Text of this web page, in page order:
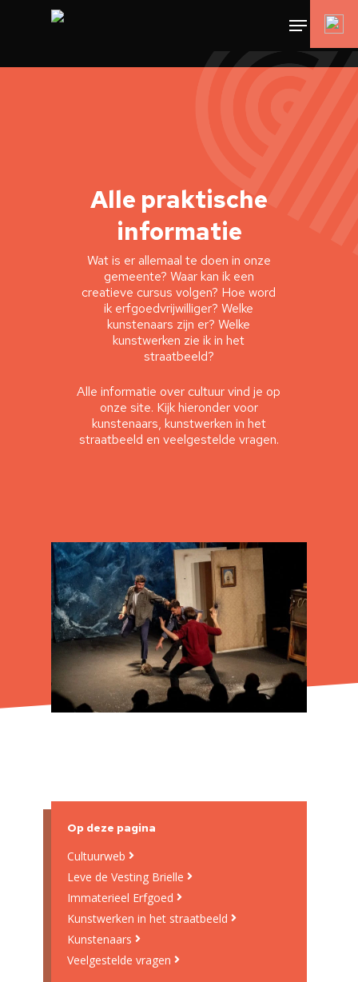
Alle praktische
informatie
Wat is er allemaal te doen in onze
gemeente? Waar kan ik een
creatieve cursus volgen? Hoe word
ik erfgoedvrijwilliger? Welke
kunstenaars zijn er? Welke
kunstwerken zie ik in het
straatbeeld?
Alle informatie over cultuur vind je op
onze site. Kijk hieronder voor
kunstenaars, kunstwerken in het
straatbeeld en veelgestelde vragen.
Op deze pagina
Cultuurweb
Leve de Vesting Brielle
Immaterieel Erfgoed
Kunstwerken in het straatbeeld
Kunstenaars
Veelgestelde vragen